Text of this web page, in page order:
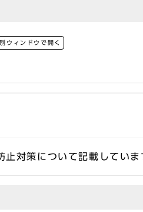
別ウィンドウで開く
対策について記載していま